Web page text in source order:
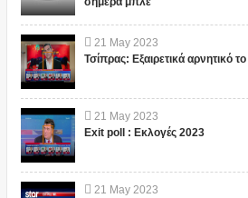
21 May 2023
Τσίπρας: Εξαιρετικά αρνητικό
21 May 2023
Exit poll : Εκλογές 2023
21 May 2023